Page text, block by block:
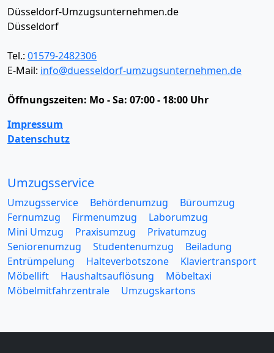
Düsseldorf-Umzugsunternehmen.de
Düsseldorf
Tel.: 01579-2482306
E-Mail: info@duesseldorf-umzugsunternehmen.de
Öffnungszeiten: Mo - Sa: 07:00 - 18:00 Uhr
Impressum
Datenschutz
Umzugsservice
Umzugsservice Behördenumzug
Büroumzug
Fernumzug
Firmenumzug
Laborumzug
Mini Umzug
Praxisumzug
Privatumzug
Seniorenumzug
Studentenumzug
Beiladung
Entrümpelung
Halteverbotszone
Klaviertransport
Möbellift
Haushaltsauflösung
Möbeltaxi
Möbelmitfahrzentrale
Umzugskartons